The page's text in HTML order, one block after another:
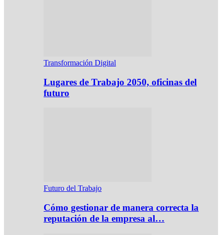
Transformación Digital
Lugares de Trabajo 2050, oficinas del
futuro
Futuro del Trabajo
Cómo gestionar de manera correcta la
reputación de la empresa al…